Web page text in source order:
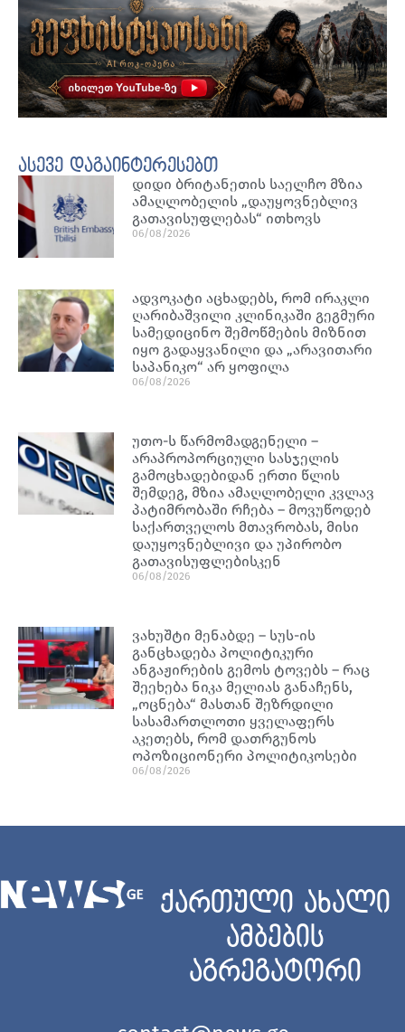
ასევე დაგაინტერესებთ
დიდი ბრიტანეთის საელჩო მზია
ამაღლობელის „დაუყოვნებლივ
გათავისუფლებას“ ითხოვს
06/08/2026
ადვოკატი აცხადებს, რომ ირაკლი
ღარიბაშვილი კლინიკაში გეგმური
სამედიცინო შემოწმების მიზნით
იყო გადაყვანილი და „არავითარი
საპანიკო“ არ ყოფილა
06/08/2026
უთო-ს წარმომადგენელი –
არაპროპორციული სასჯელის
გამოცხადებიდან ერთი წლის
შემდეგ, მზია ამაღლობელი კვლავ
პატიმრობაში რჩება – მოვუწოდებ
საქართველოს მთავრობას, მისი
დაუყოვნებლივი და უპირობო
გათავისუფლებისკენ
06/08/2026
ვახუშტი მენაბდე – სუს-ის
განცხადება პოლიტიკური
ანგაჟირების გემოს ტოვებს – რაც
შეეხება ნიკა მელიას განაჩენს,
„ოცნება“ მასთან შეზრდილი
სასამართლოთი ყველაფერს
აკეთებს, რომ დათრგუნოს
ოპოზიციონერი პოლიტიკოსები
06/08/2026
ქართული ახალი
ამბების
აგრეგატორი